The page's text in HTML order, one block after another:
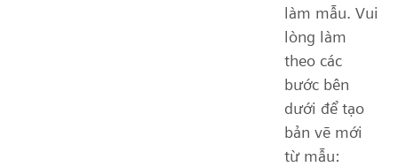
làm mẫu. Vui
lòng làm
theo các
bước bên
dưới để tạo
bản vẽ mới
từ mẫu: